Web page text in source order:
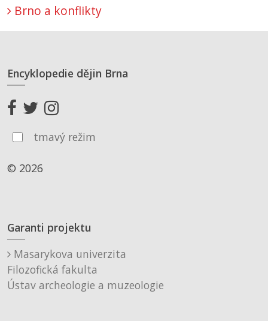
Brno a konflikty
Encyklopedie dějin Brna
tmavý režim
© 2026
Garanti projektu
Masarykova univerzita
Filozofická fakulta
Ústav archeologie a muzeologie